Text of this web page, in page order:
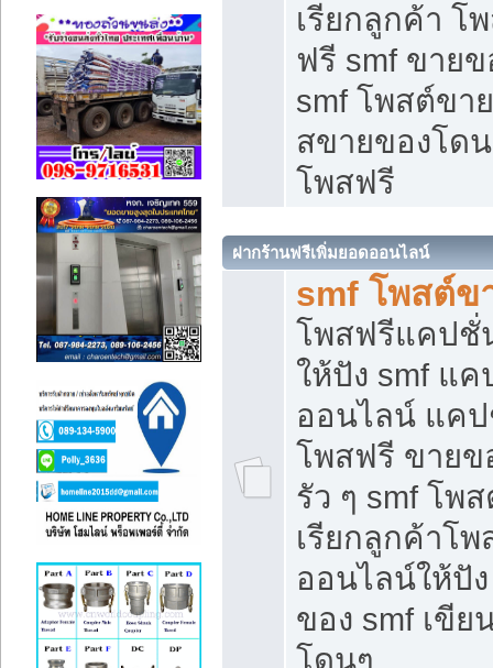
เรียกลูกค้า โ
ฟรี smf ขาย
smf โพสต์ขา
สขายของโด
โพสฟรี
ฝากร้านฟรีเพิ่มยอดออนไลน์
smf โพสต์ข
โพสฟรีแคปชั่
ให้ปัง smf แ
ออนไลน์ แค
โพสฟรี ขายข
รัว ๆ smf โพ
เรียกลูกค้าโ
ออนไลน์ให้ปั
ของ smf เขี
โดนๆ